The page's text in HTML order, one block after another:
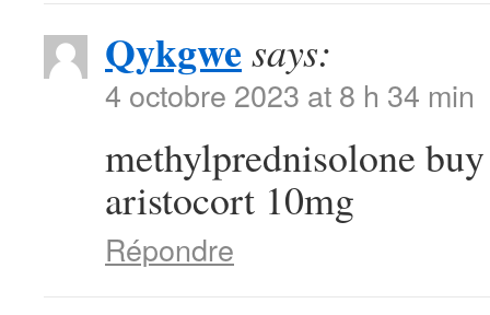
Qykgwe says:
4 octobre 2023 at 8 h 34 min
methylprednisolone
aristocort 10mg
Répondre